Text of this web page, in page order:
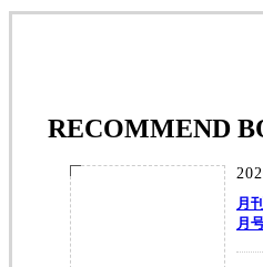
RECOMMEND
月
月